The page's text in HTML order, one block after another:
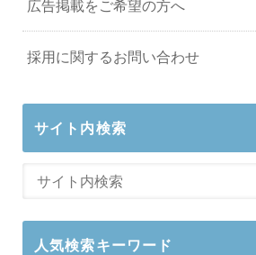
広告掲載をご希望の方へ
採用に関するお問い合わせ
サイト内検索
人気検索キーワード